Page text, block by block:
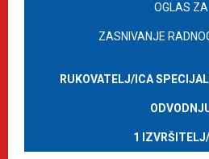
OGLAS ZA
ZASNIVANJE
RUKOVATELJ/ICA
1